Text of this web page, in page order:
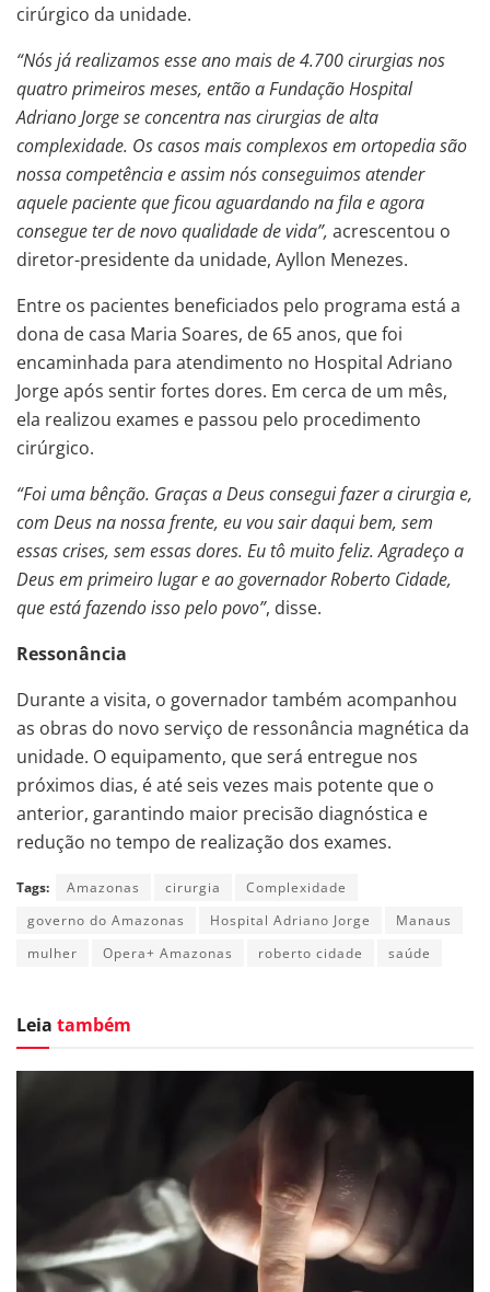
cirúrgico da unidade.
“Nós já realizamos esse ano mais de 4.700 cirurgias nos
quatro primeiros meses, então a Fundação Hospital
Adriano Jorge se concentra nas cirurgias de alta
complexidade. Os casos mais complexos em ortopedia são
nossa competência e assim nós conseguimos atender
aquele paciente que ficou aguardando na fila e agora
consegue ter de novo qualidade de vida”, acrescentou o
diretor-presidente da unidade, Ayllon Menezes.
Entre os pacientes beneficiados pelo programa está a
dona de casa Maria Soares, de 65 anos, que foi
encaminhada para atendimento no Hospital Adriano
Jorge após sentir fortes dores. Em cerca de um mês,
ela realizou exames e passou pelo procedimento
cirúrgico.
“Foi uma bênção. Graças a Deus consegui fazer a cirurgia e,
com Deus na nossa frente, eu vou sair daqui bem, sem
essas crises, sem essas dores. Eu tô muito feliz. Agradeço a
Deus em primeiro lugar e ao governador Roberto Cidade,
que está fazendo isso pelo povo”, disse.
Ressonância
Durante a visita, o governador também acompanhou
as obras do novo serviço de ressonância magnética da
unidade. O equipamento, que será entregue nos
próximos dias, é até seis vezes mais potente que o
anterior, garantindo maior precisão diagnóstica e
redução no tempo de realização dos exames.
Tags: Amazonas cirurgia
Complexidade
governo do Amazonas
Hospital Adriano Jorge
Manaus
mulher
Opera+ Amazonas roberto cidade saúde
Leia também